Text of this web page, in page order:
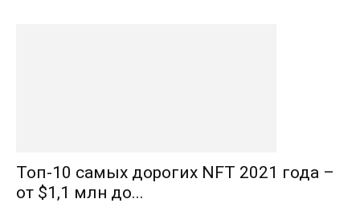
Топ-10 самых дорогих NFT 2021 года –
от $1,1 млн до...